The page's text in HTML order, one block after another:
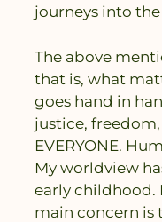
journeys into the
The above
that is, what
goes hand in
justice,
EVERYONE.
My worldview
early childhood.
main concern is